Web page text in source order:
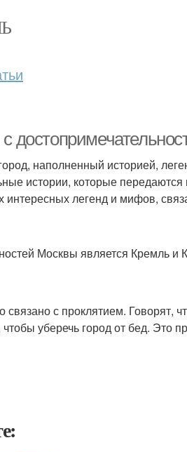
наполненный историей,
истории, которые
легенд и мифов,
Москвы является Кремль и
с проклятием. Говорят,
уберечь город от бед. Это